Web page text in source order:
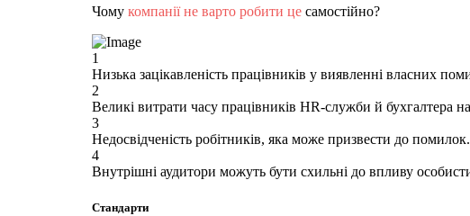
Чому компанії не варто робити це самостійно?
1
Низька зацікавленість працівників у виявленні власних
2
Великі витрати часу працівників HR-служби й бухгалтера
3
Недосвідченість робітників, яка може призвести до
4
Внутрішні аудитори можуть бути схильні до впливу
Стандарти